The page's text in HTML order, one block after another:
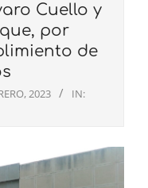
Cuello y
por
de
2023
IN: